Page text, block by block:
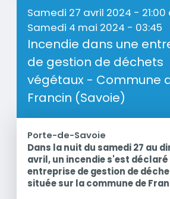
Samedi 27 avril 2024 - 21:00
Samedi 4 mai 2024 - 03:45
Incendie dans une
de gestion de déchets
végétaux - Commune
Francin (Savoie)
Porte-de-Savoie
Résumé
Dans la nuit du samedi 27 au
avril, un incendie s'est déclaré
entreprise de gestion de
située sur la commune de